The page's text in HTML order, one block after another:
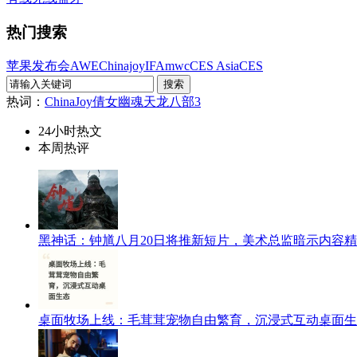
热门搜索
苹果发布会AWEChinajoyIFAmwcCES AsiaCES
热词： ChinaJoy倩女幽魂天龙八部3
24小时热文
本周热评
黑神话：钟馗八月20日将推新短片，美术总监暗示内容
桌面牧场上线：毛茸茸宠物自由繁育，沉浸式互动桌面